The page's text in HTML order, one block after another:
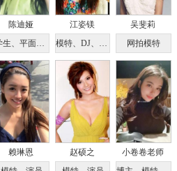
陈迪娅
学生、平面模特
江姿镁
模特、DJ、司仪
吴斐莉
网拍模特
赖琳恩
赵硕之
小卷卷老师